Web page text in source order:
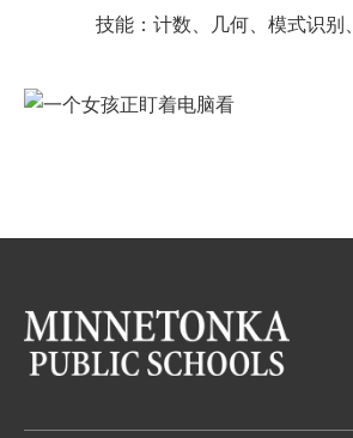
技能：计数、几何、模式识别